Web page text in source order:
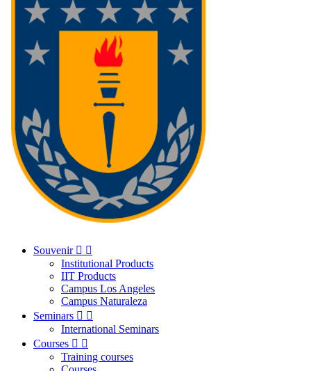
Souvenir  
Institutional Products
IIT Products
Campus Los Angeles
Campus Naturaleza
Seminars  
International Seminars
Courses  
Training courses